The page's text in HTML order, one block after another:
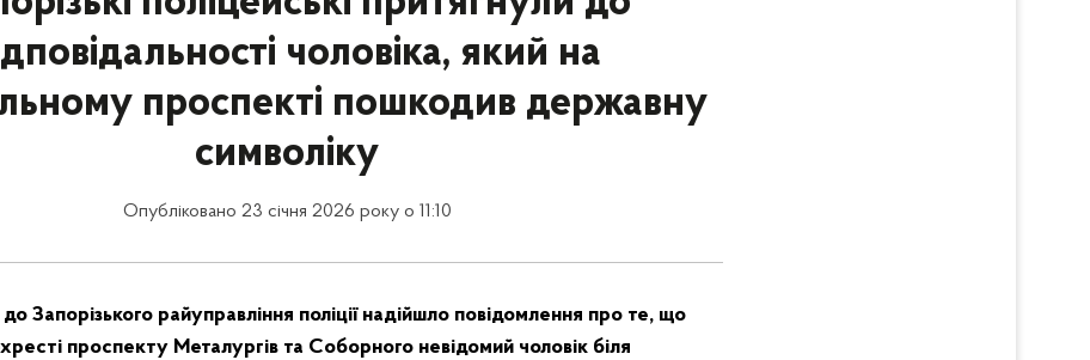
чоловіка, який на
проспекті пошкодив державну
символіку
Опубліковано 23 січня 2026 року о 11:10
Запорізького райуправління поліції надійшло повідомлення про те, що
проспекту Металургів та Соборного невідомий чоловік біля